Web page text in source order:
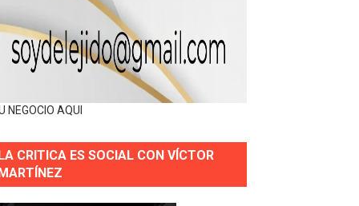
NEGOCIO AQUI
CRITICA ES SOCIAL CON VÍCTOR